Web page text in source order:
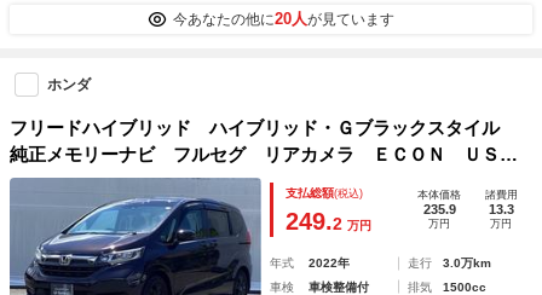
今あなたの他に20人が見ています
ホンダ
フリードハイブリッド ハイブリッド・Ｇブラックスタイル
純正メモリーナビ フルセグ リアカメラ ＥＣＯＮ ＵＳ
Ｂ 衝突被害軽減ブレーキ ＬＥＤヘッドライト Ｂカメラ
シートヒーター ＤＶＤ再生 スマートキー 車線逸脱警報
キーフリー ナビ・ＴＶ付 ＶＳＡ
支払総額(税込)
249.2 万円
本体価格
235.9
万円
諸費用
13.3
万円
年式 2022年 走行
3.0万km
車検
車検整備付 排気
1500cc